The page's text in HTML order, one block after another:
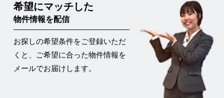
希望にマッチした
物件情報を配信
お探しの希望条件をご登録いただ
くと、ご希望に合った物件情報を
メールでお届けします。